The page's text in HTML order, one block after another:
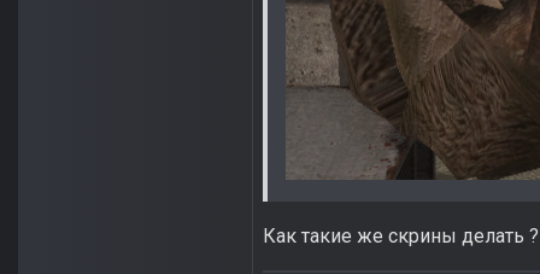
Как такие же скрины делать